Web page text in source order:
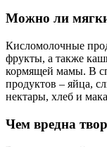
Можно ли
Кисломолочные
фрукты, а также
кормящей мамы. В
продуктов – яйца,
нектары, хлеб и
Чем вредна